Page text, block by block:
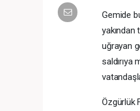
Gemide
yakından
uğrayan
saldırıya
Özgürlük